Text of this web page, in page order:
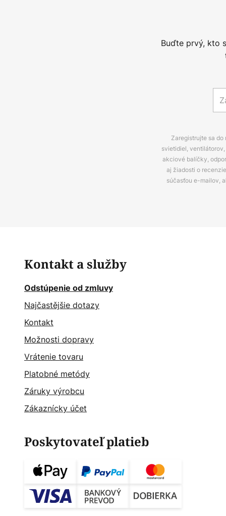
Buďte prvý, kto
Zaregistrujte sa
svietidiel,
akciové balíčky,
aj žiadosti o
súčasťou e-mailov,
Kontakt a služby
Odstúpenie od zmluvy
Najčastějšie dotazy
Kontakt
Možnosti dopravy
Vrátenie tovaru
Platobné metódy
Záruky výrobcu
Zákaznícky účet
Poskytovateľ platieb